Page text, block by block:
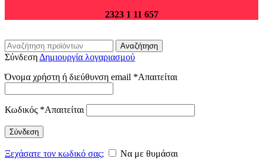
2323 1 11 657
Αναζήτηση
Σύνδεση Δημιουργία λογαριασμού
Όνομα χρήστη ή διεύθυνση email *Απαιτείται
Κωδικός *Απαιτείται
Σύνδεση
Ξεχάσατε τον κωδικό σας;
Να με θυμάσαι